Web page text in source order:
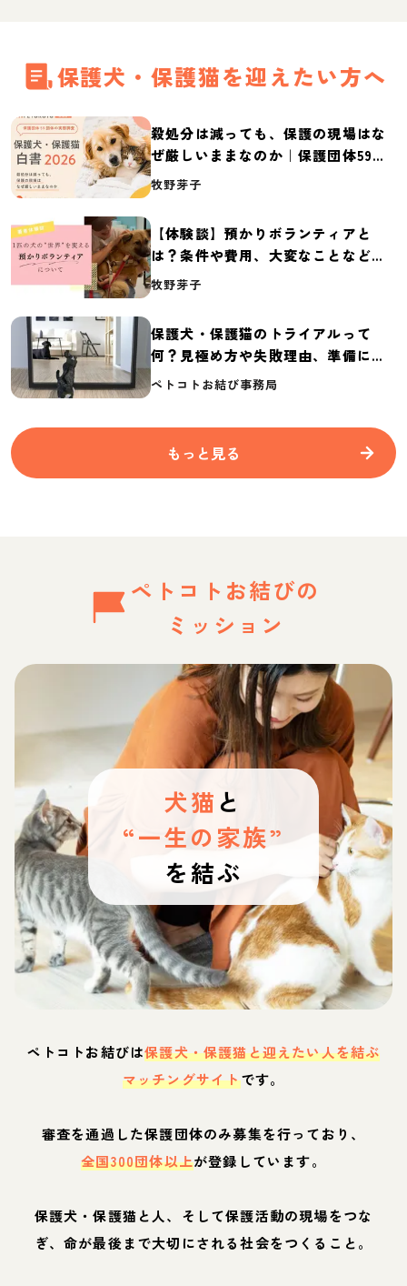
保護犬・保護猫を迎えたい方へ
殺処分は減っても、保護の現場はな
ぜ厳しいままなのか｜保護団体59団
体の実態調査【保護犬・保護猫白書
牧野芽子
【体験談】預かりボランティアと
は？条件や費用、大変なことなど紹
介
牧野芽子
保護犬・保護猫のトライアルって
何？見極め方や失敗理由、準備に必
要なものを紹介
ペトコトお結び事務局
もっと見る
ペトコトお結びの
ミッション
犬猫 と
“一生の家族”
を結ぶ
ペトコトお結びは保護犬・保護猫と迎えたい人を結ぶ
マッチングサイトです。
審査を通過した保護団体のみ募集を行っており、
全国300団体以上が登録しています。
保護犬・保護猫と人、そして保護活動の現場をつな
ぎ、命が最後まで大切にされる社会をつくること。